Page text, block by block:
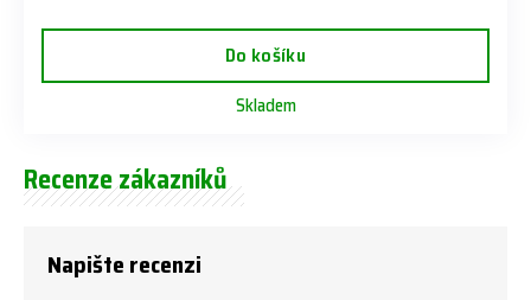
Do košíku
Skladem
Recenze zákazníků
Napište recenzi